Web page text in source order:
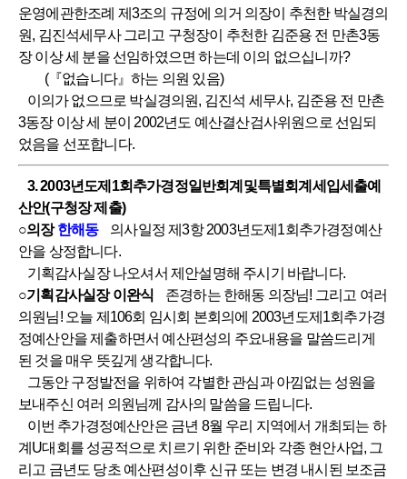
운영에관한조례 제3조의 규정에 의거 의장이 추천한 박실경의
원, 김진석세무사 그리고 구청장이 추천한 김준용 전 만촌3동
장 이상 세 분을 선임하였으면 하는데 이의 없으십니까?
(『없습니다』하는 의원 있음)
이의가 없으므로 박실경의원, 김진석 세무사, 김준용 전 만촌
3동장 이상 세 분이 2002년도 예산결산검사위원으로 선임되
었음을 선포합니다.
3. 2003년도제1회추가경정일반회계및특별회계세입세출예
산안(구청장 제출)
○의장한해동의사일정 제3항 2003년도제1회추가경정예산
안을 상정합니다.
기획감사실장 나오셔서 제안설명해 주시기 바랍니다.
○기획감사실장 이완식 존경하는 한해동 의장님! 그리고 여러
의원님! 오늘 제106회 임시회 본회의에 2003년도제1회추가경
정예산안을 제출하면서 예산편성의 주요내용을 말씀드리게
된 것을 매우 뜻깊게 생각합니다.
그동안 구정발전을 위하여 각별한 관심과 아낌없는 성원을
보내주신 여러 의원님께 감사의 말씀을 드립니다.
이번 추가경정예산안은 금년 8월 우리 지역에서 개최되는 하
계U대회를 성공적으로 치르기 위한 준비와 각종 현안사업, 그
리고 금년도 당초 예산편성이후 신규 또는 변경 내시된 보조금